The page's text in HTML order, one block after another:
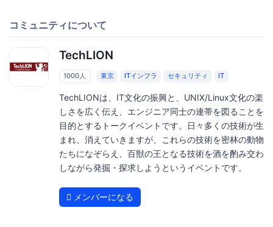
コミュニティについて
TechLION
1000人 東京 ITインフラ セキュリティ IT
TechLIONは、IT文化の振興と、UNIX/Linux文化の楽
しさを広く伝え、エンジニア同士の連帯を図ることを
目的とするトークイベントです。日々多くの技術が生
まれ、消えていきますが、これらの技術を密林の動物
たちになぞらえ、百獣の王となる技術を酒を酌み交わ
しながら発掘・探求しようというイベントです。
メンバーになる